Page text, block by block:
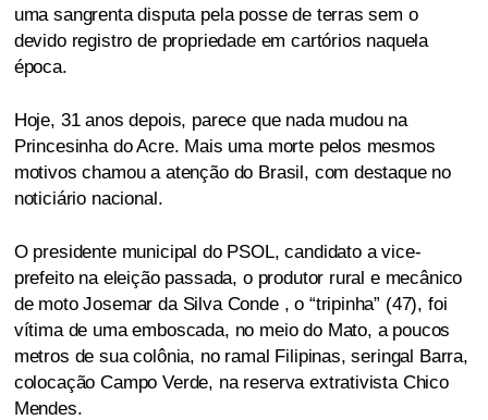
uma sangrenta disputa pela posse de terras sem o
devido registro de propriedade em cartórios naquela
época.
Hoje, 31 anos depois, parece que nada mudou na
Princesinha do Acre. Mais uma morte pelos mesmos
motivos chamou a atenção do Brasil, com destaque no
noticiário nacional.
O presidente municipal do PSOL, candidato a vice-
prefeito na eleição passada, o produtor rural e mecânico
de moto Josemar da Silva Conde , o “tripinha” (47), foi
vítima de uma emboscada, no meio do Mato, a poucos
metros de sua colônia, no ramal Filipinas, seringal Barra,
colocação Campo Verde, na reserva extrativista Chico
Mendes.